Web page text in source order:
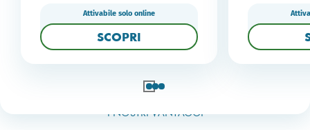
Attivabile solo online
SCOPRI
I NOSTRI VANTAGGI